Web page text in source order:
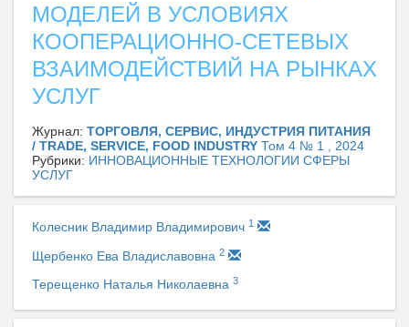
МОДЕЛЕЙ В УСЛОВИЯХ
КООПЕРАЦИОННО-СЕТЕВЫХ
ВЗАИМОДЕЙСТВИЙ НА РЫНКАХ
УСЛУГ
Журнал: ТОРГОВЛЯ, СЕРВИС, ИНДУСТРИЯ ПИТАНИЯ
/ TRADE, SERVICE, FOOD INDUSTRY Том 4 № 1 , 2024
Рубрики: ИННОВАЦИОННЫЕ ТЕХНОЛОГИИ СФЕРЫ
УСЛУГ
Колесник Владимир Владимирович 1
Щербенко Ева Владиславовна 2
Терещенко Наталья Николаевна 3